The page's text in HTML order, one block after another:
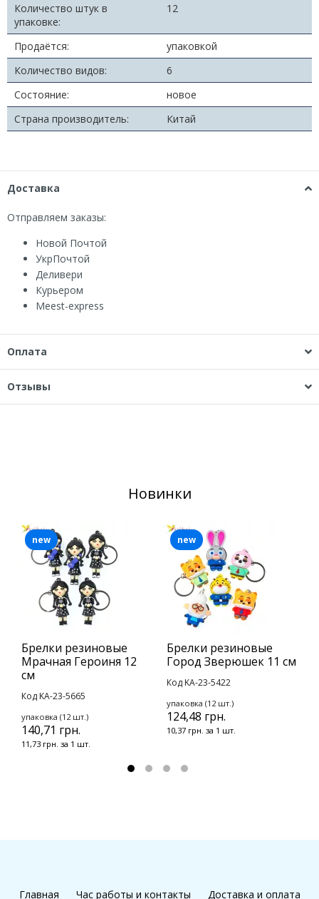
Количество штук в
упаковке:
12
Продаётся:
упаковкой
Количество видов:
6
Состояние:
новое
Страна производитель:
Китай
Доставка
Отправляем заказы:
Новой Почтой
УкрПочтой
Деливери
Курьером
Мeest-express
Оплата
Отзывы
Новинки
Брелки резиновые
Мрачная Героиня 12
см
Код KA-23-5665
упаковка (12 шт.)
140,71 грн.
11,73 грн. за 1 шт.
new
Брелки резиновые
Город Зверюшек 11 см
Код KA-23-5422
упаковка (12 шт.)
124,48 грн.
10,37 грн. за 1 шт.
new
Главная Час работы и контакты Доставка и оплата